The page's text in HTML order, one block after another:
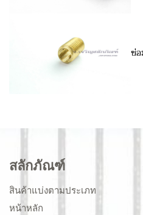
ซ่อ
สลักภัณฑ์
สินค้าแบ่งตามประเภท
หน้าหลัก